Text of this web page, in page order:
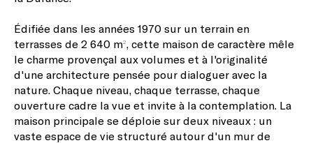
Édifiée dans les années 1970 sur un terrain en
terrasses de 2 640 m², cette maison de caractère mêle
le charme provençal aux volumes et à l'originalité
d'une architecture pensée pour dialoguer avec la
nature. Chaque niveau, chaque terrasse, chaque
ouverture cadre la vue et invite à la contemplation. La
maison principale se déploie sur deux niveaux : un
vaste espace de vie structuré autour d'un mur de